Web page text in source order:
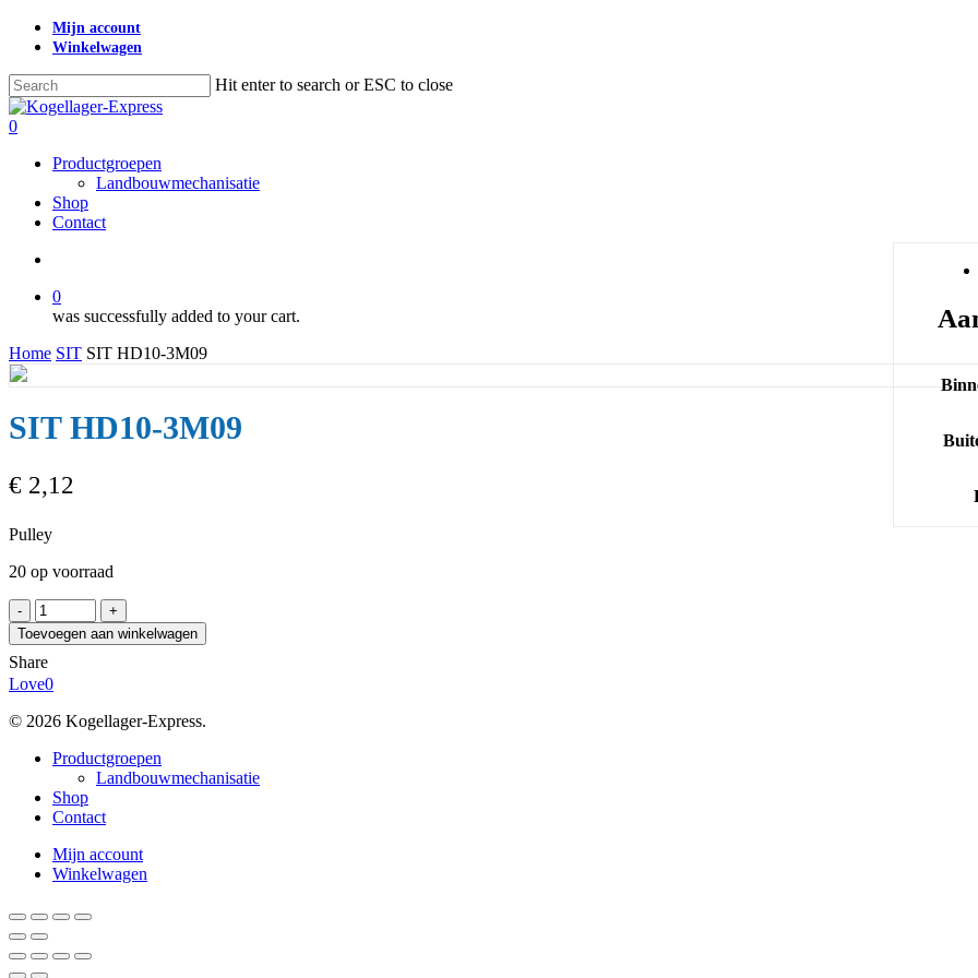
Skip
content
Mijn account
Winkelwagen
Hit enter to search or ESC to close
Close
Search
search
0
Productgroepen
Landbouwmechanisatie
Shop
Contact
0
was successfully added to your cart.
Home SIT SIT HD10-3M09
SIT HD10-3M09
€ 2,12
Pulley
20 op voorraad
SIT
HD10-
3M09
aantal
Toevoegen aan winkelwagen
Share
Love0
© 2026 Kogellager-Express.
Close
Productgroepen
Landbouwmechanisatie
Shop
Contact
Mijn account
Winkelwagen